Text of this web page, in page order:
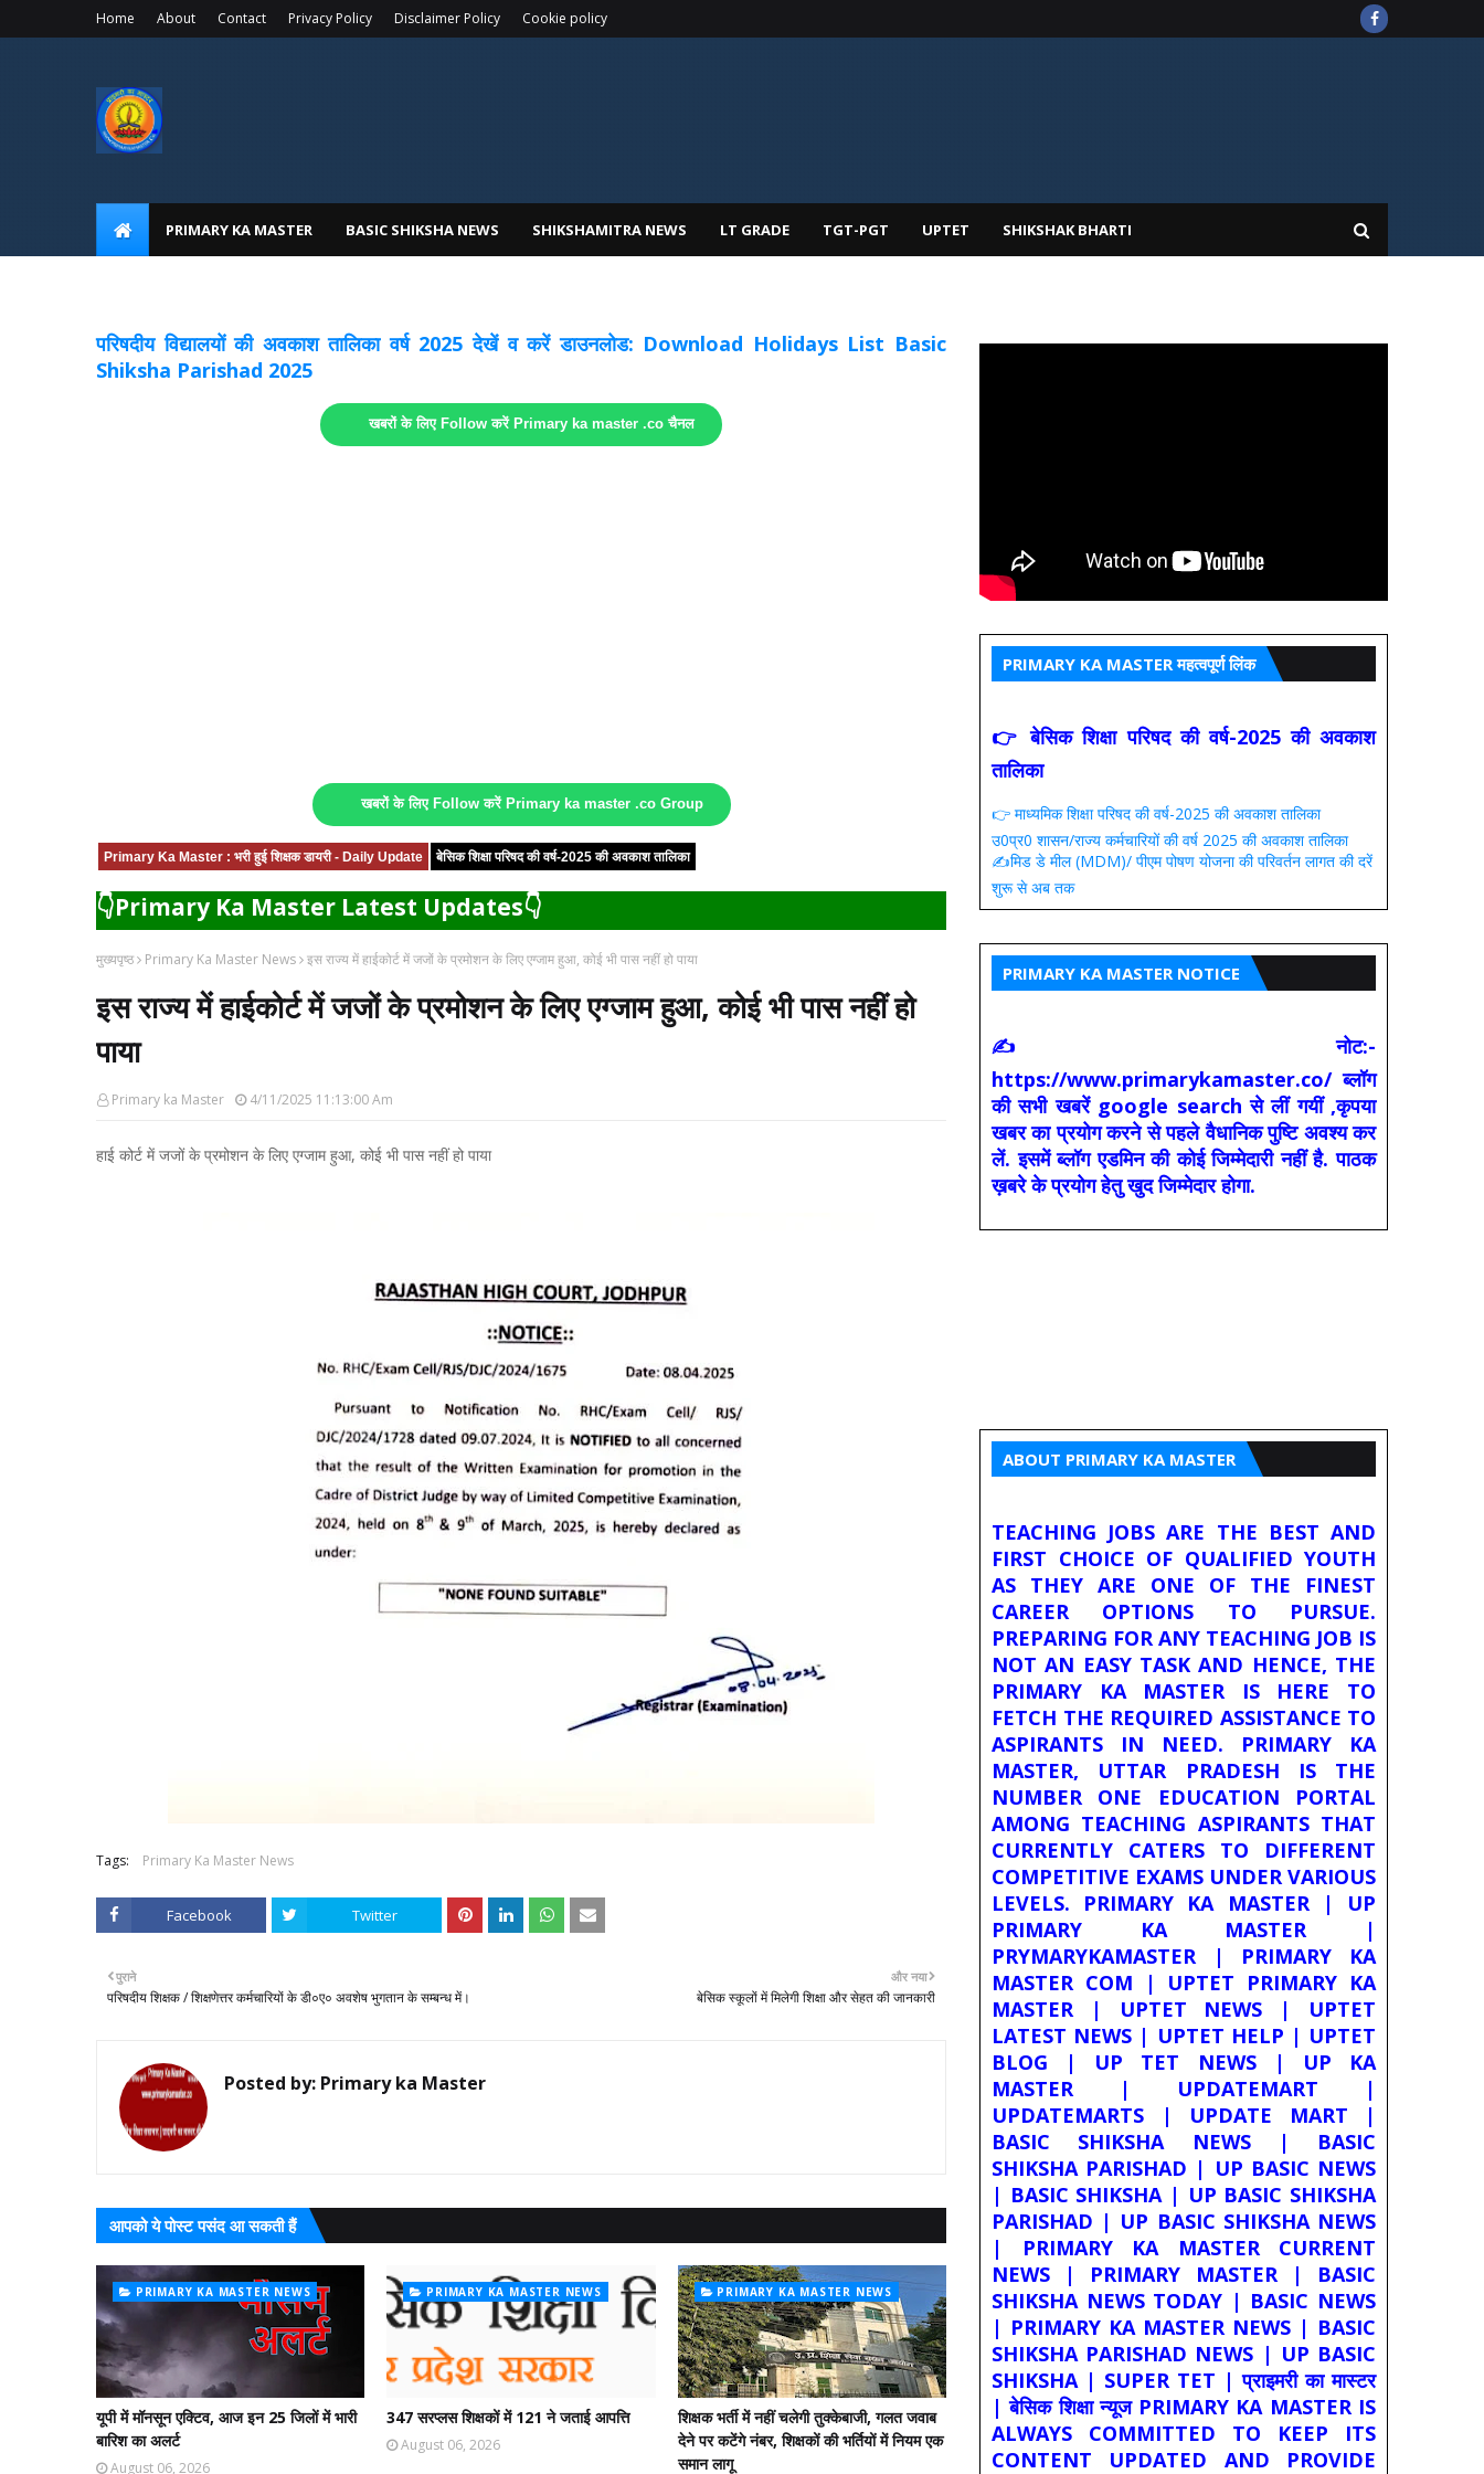
Home About Contact Privacy Policy Disclaimer Policy Cookie policy
PRIMARY KA MASTER BASIC SHIKSHA NEWS SHIKSHAMITRA NEWS LT GRADE TGT-PGT UPTET SHIKSHAK BHARTI
परिषदीय विद्यालयों की अवकाश तालिका वर्ष 2025 देखें व करें डाउनलोड: Download Holidays List Basic
Shiksha Parishad 2025
खबरों के लिए Follow करें Primary ka master .co चैनल
खबरों के लिए Follow करें Primary ka master .co Group
Primary Ka Master : भरी हुई शिक्षक डायरी - Daily Update बेसिक शिक्षा परिषद की वर्ष-2025 की अवकाश तालिका
👇Primary Ka Master Latest Updates👇
मुख्यपृष्ठ Primary Ka Master News इस राज्य में हाईकोर्ट में जजों के प्रमोशन के लिए एग्जाम हुआ, कोई भी पास नहीं हो पाया
इस राज्य में हाईकोर्ट में जजों के प्रमोशन के लिए एग्जाम हुआ, कोई भी पास नहीं हो
पाया
Primary ka Master 4/11/2025 11:13:00 Am
हाई कोर्ट में जजों के प्रमोशन के लिए एग्जाम हुआ, कोई भी पास नहीं हो पाया
Tags: Primary Ka Master News
Facebook Twitter
और नया
बेसिक स्कूलों में मिलेगी शिक्षा और सेहत की जानकारी
पुराने
परिषदीय शिक्षक / शिक्षणेत्तर कर्मचारियों के डी०ए० अवशेष भुगतान के सम्बन्ध में।
Posted by: Primary ka Master
आपको ये पोस्ट पसंद आ सकती हैं
PRIMARY KA MASTER NEWS
यूपी में मॉनसून एक्टिव, आज इन 25 जिलों में भारी
बारिश का अलर्ट
August 06, 2026
PRIMARY KA MASTER NEWS
347 सरप्लस शिक्षकों में 121 ने जताई आपत्ति
August 06, 2026
PRIMARY KA MASTER NEWS
शिक्षक भर्ती में नहीं चलेगी तुक्केबाजी, गलत जवाब
देने पर कटेंगे नंबर, शिक्षकों की भर्तियों में नियम एक
समान लागू
PRIMARY KA MASTER महत्वपूर्ण लिंक
👉 बेसिक शिक्षा परिषद की वर्ष-2025 की अवकाश
तालिका
👉 माध्यमिक शिक्षा परिषद की वर्ष-2025 की अवकाश तालिका
उ0प्र0 शासन/राज्य कर्मचारियों की वर्ष 2025 की अवकाश तालिका
✍️मिड डे मील (MDM)/ पीएम पोषण योजना की परिवर्तन लागत की दरें
शुरू से अब तक
PRIMARY KA MASTER NOTICE
✍ नोट:-
https://www.primarykamaster.co/ ब्लॉग
की सभी खबरें google search से लीं गयीं ,कृपया
खबर का प्रयोग करने से पहले वैधानिक पुष्टि अवश्य कर
लें. इसमें ब्लॉग एडमिन की कोई जिम्मेदारी नहीं है. पाठक
ख़बरे के प्रयोग हेतु खुद जिम्मेदार होगा.
ABOUT PRIMARY KA MASTER
TEACHING JOBS ARE THE BEST AND
FIRST CHOICE OF QUALIFIED YOUTH
AS THEY ARE ONE OF THE FINEST
CAREER OPTIONS TO PURSUE.
PREPARING FOR ANY TEACHING JOB IS
NOT AN EASY TASK AND HENCE, THE
PRIMARY KA MASTER IS HERE TO
FETCH THE REQUIRED ASSISTANCE TO
ASPIRANTS IN NEED. PRIMARY KA
MASTER, UTTAR PRADESH IS THE
NUMBER ONE EDUCATION PORTAL
AMONG TEACHING ASPIRANTS THAT
CURRENTLY CATERS TO DIFFERENT
COMPETITIVE EXAMS UNDER VARIOUS
LEVELS. PRIMARY KA MASTER | UP
PRIMARY KA MASTER |
PRYMARYKAMASTER | PRIMARY KA
MASTER COM | UPTET PRIMARY KA
MASTER | UPTET NEWS | UPTET
LATEST NEWS | UPTET HELP | UPTET
BLOG | UP TET NEWS | UP KA
MASTER | UPDATEMART |
UPDATEMARTS | UPDATE MART |
BASIC SHIKSHA NEWS | BASIC
SHIKSHA PARISHAD | UP BASIC NEWS
| BASIC SHIKSHA | UP BASIC SHIKSHA
PARISHAD | UP BASIC SHIKSHA NEWS
| PRIMARY KA MASTER CURRENT
NEWS | PRIMARY MASTER | BASIC
SHIKSHA NEWS TODAY | BASIC NEWS
| PRIMARY KA MASTER NEWS | BASIC
SHIKSHA PARISHAD NEWS | UP BASIC
SHIKSHA | SUPER TET | प्राइमरी का मास्टर
| बेसिक शिक्षा न्यूज PRIMARY KA MASTER IS
ALWAYS COMMITTED TO KEEP ITS
CONTENT UPDATED AND PROVIDE